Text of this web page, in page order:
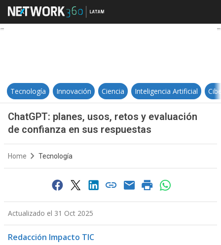
ChatGPT: planes, usos, retos y
Tecnología Innovación Ciencia Inteligencia Artificial
ChatGPT: planes, usos, retos y evaluación
de confianza en sus respuestas
Home Tecnología
Actualizado el 31 Oct 2025
Redacción Impacto TIC